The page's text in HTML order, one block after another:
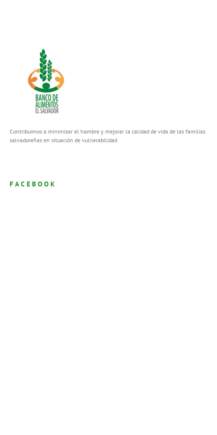
Contribuimos a minimizar el hambre y mejorar la calidad de vida de las familias
salvadoreñas en situación de vulnerabilidad
FACEBOOK